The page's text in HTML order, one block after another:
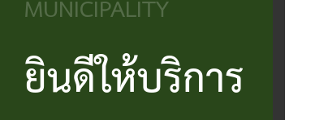
วิสัยทัศน์
และ
ยุทธศาสตร์
ประชาชน
แบบ
ฟอร์ม
บริหาร
โครงสร้าง
ส่วน
ข้อมูล
ข่าวสาร
สถานะ
ร้อง
ทุกข์
MUNICIPALITY
ยินดีให้บริการ